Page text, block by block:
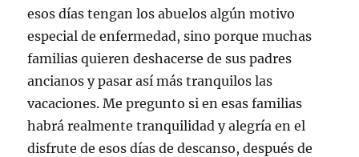
esos días tengan los abuelos algún motivo
especial de enfermedad, sino porque muchas
familias quieren deshacerse de sus padres
ancianos y pasar así más tranquilos las
vacaciones. Me pregunto si en esas familias
habrá realmente tranquilidad y alegría en el
disfrute de esos días de descanso, después de